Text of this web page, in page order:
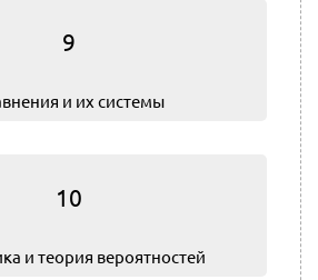
9
и их системы
10
и теория вероятностей